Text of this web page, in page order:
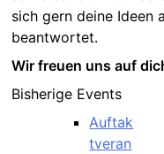
sich gern deine Ideen
beantwortet.
Wir freuen uns auf
Bisherige Events
Auftak
tveran